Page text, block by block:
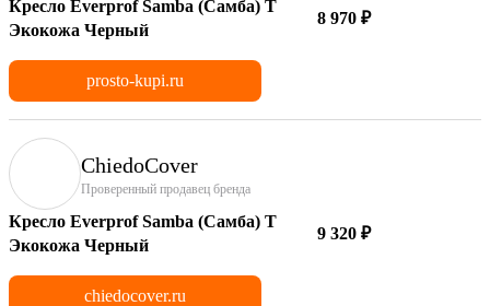
Кресло Everprof Samba (Самба) T
Экокожа Черный
8 970 ₽
prosto-kupi.ru
ChiedoCover
Проверенный продавец бренда
Кресло Everprof Samba (Самба) T
Экокожа Черный
9 320 ₽
chiedocover.ru